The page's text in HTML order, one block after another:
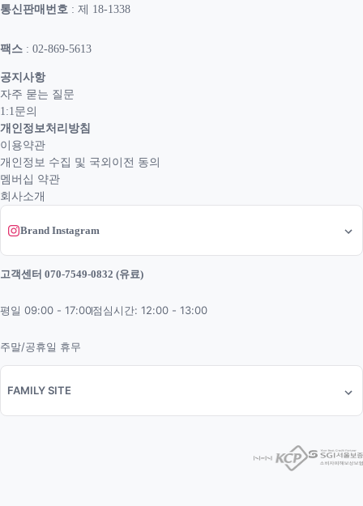
통신판매번호 : 제 18-1338
팩스 : 02-869-5613
공지사항
자주 묻는 질문
1:1문의
개인정보처리방침
이용약관
개인정보 수집 및 국외이전 동의
멤버십 약관
회사소개
Brand Instagram
고객센터 070-7549-0832 (유료)
평일 09:00 - 17:00점심시간: 12:00 - 13:00
주말/공휴일 휴무
FAMILY SITE